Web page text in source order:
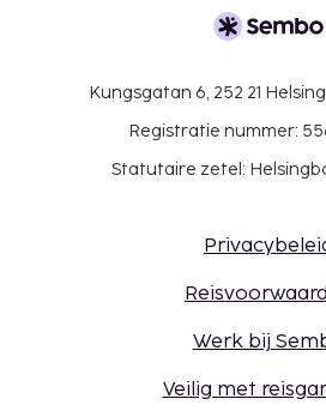
Kungsgatan 6, 252 21
Registratie nummer:
Statutaire zetel:
Werk bij
Veilig met